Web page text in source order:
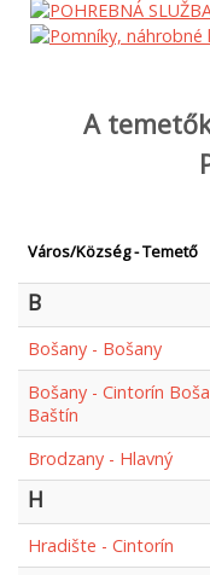
A
Város/Község - Temető
B
Bošany - Bošany
Bošany - Cintorín
Baštín
Brodzany - Hlavný
H
Hradište - Cintorín